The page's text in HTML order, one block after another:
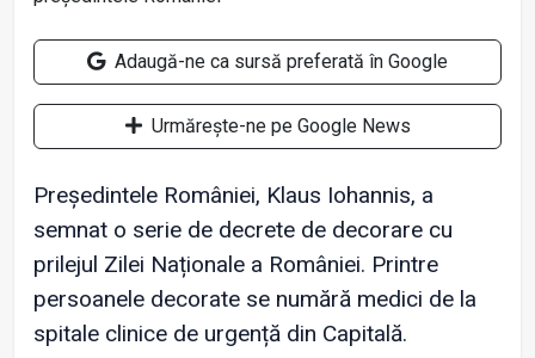
Adaugă-ne ca sursă preferată în Google
Urmărește-ne pe Google News
Președintele României, Klaus Iohannis, a
semnat o serie de decrete de decorare cu
prilejul Zilei Naționale a României. Printre
persoanele decorate se numără medici de la
spitale clinice de urgență din Capitală.